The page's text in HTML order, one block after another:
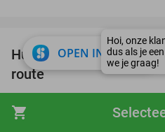
shopping_cart
Huur fatbike, retrobike
route
Bergharen (10 km)
OPEN IN APP close